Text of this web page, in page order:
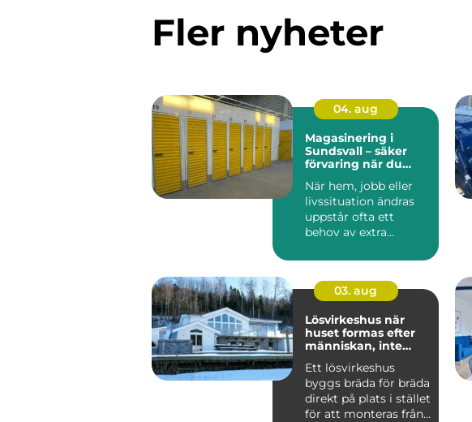
Fler nyheter
04. aug
Magasinering i
Sundsvall – säker
förvaring när du
När hem, jobb eller
livssituation ändras
uppstår ofta ett
behov av extra
03. aug
Lösvirkeshus när
huset formas efter
människan, inte
Ett lösvirkeshus
byggs bräda för bräda
direkt på plats i stället
för att monteras från